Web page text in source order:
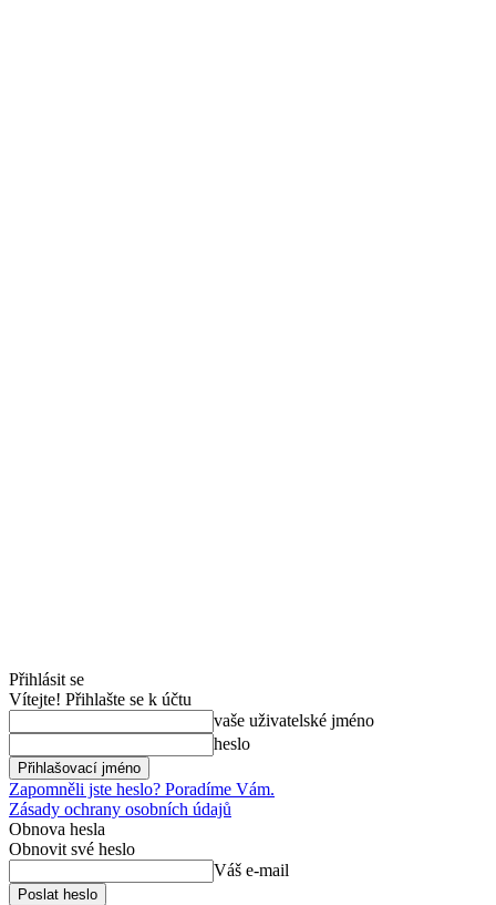
Přihlásit se
Vítejte! Přihlašte se k účtu
vaše uživatelské jméno
heslo
Zapomněli jste heslo? Poradíme Vám.
Zásady ochrany osobních údajů
Obnova hesla
Obnovit své heslo
Váš e-mail